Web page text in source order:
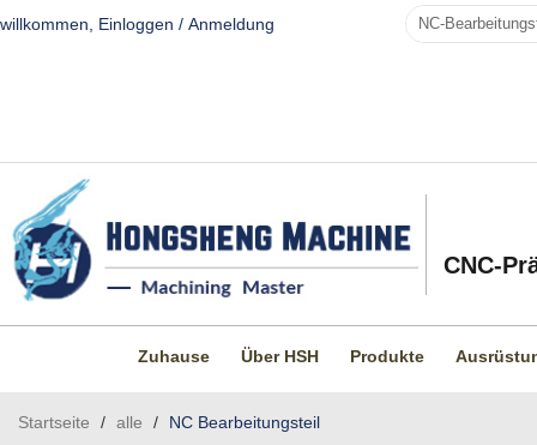
willkommen, Einloggen / Anmeldung
CNC-
Zuhause Über HSH Produkte
Startseite / alle / NC Bearbeitungsteil